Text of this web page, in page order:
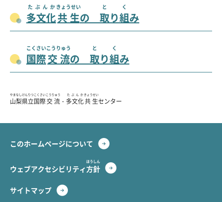
多文化
たぶんか
共生
きょうせい
の 取
と
り組
く
み
国際
こくさい
交流
こうりゅう
の 取
と
り組
く
み
山梨
やまなし
県立
けんりつ
国際
こくさい
交流
こうりゅう
・ 多文化
たぶんか
共生
きょうせい
センター
このホームページについて
ウェブアクセシビリティ方針
ほうしん
サイトマップ